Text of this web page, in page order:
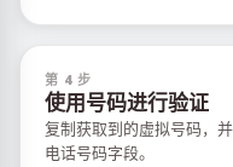
第 4 步
使用号码进行验证
复制获取到的虚拟号码，
电话号码字段。